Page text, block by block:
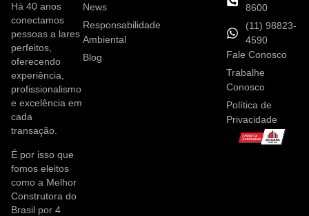
Há 40 anos
conectamos
pessoas a lares
perfeitos,
oferecendo
experiência,
profissionalismo
e excelência em
cada
transação.
É por isso que
fomos eleitos
como a Melhor
Construtora do
Brasil por 4
News
Responsabilidade
Ambiental
Blog
8600
(11) 98823-
4590
Fale Conosco
Trabalhe
Conosco
Política de
Privacidade